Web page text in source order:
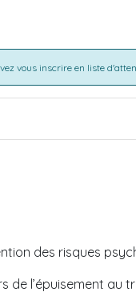
vous inscrire en liste
des risques
de l’épuisement au